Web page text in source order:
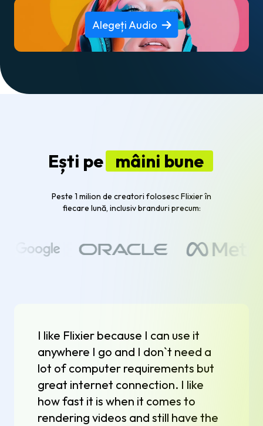
Alegeți Audio
Ești pe mâini bune
Peste 1 milion de creatori folosesc Flixier în
fiecare lună, inclusiv branduri precum:
I like Flixier because I can use it
anywhere I go and I don`t need a
lot of computer requirements but
great internet connection. I like
how fast it is when it comes to
rendering videos and still have the